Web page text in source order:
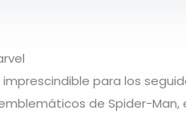
imprescindible para los
de Spider-